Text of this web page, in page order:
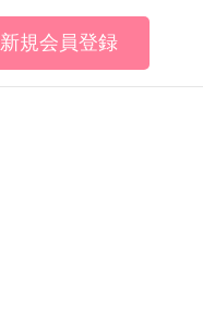
新規会員登録